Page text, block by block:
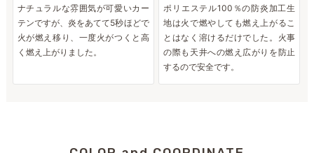
ナチュラルな雰囲気が可愛いカー
テンですが、炎をあてて5秒ほどで
火が燃え移り、一度火がつくと高
く燃え上がりました。
ポリエステル100％の防炎加工生
地は火で燃やしても燃え上がるこ
とはなく溶けるだけでした。火事
の際も天井への燃え広がりを防止
するので安全です。